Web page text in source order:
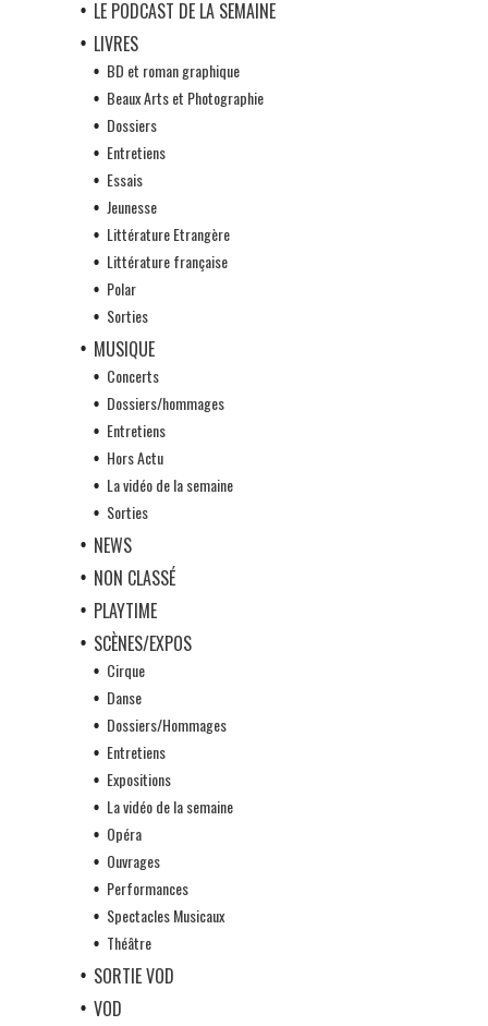
LE PODCAST DE LA SEMAINE
LIVRES
BD et roman graphique
Beaux Arts et Photographie
Dossiers
Entretiens
Essais
Jeunesse
Littérature Etrangère
Littérature française
Polar
Sorties
MUSIQUE
Concerts
Dossiers/hommages
Entretiens
Hors Actu
La vidéo de la semaine
Sorties
NEWS
NON CLASSÉ
PLAYTIME
SCÈNES/EXPOS
Cirque
Danse
Dossiers/Hommages
Entretiens
Expositions
La vidéo de la semaine
Opéra
Ouvrages
Performances
Spectacles Musicaux
Théâtre
SORTIE VOD
VOD